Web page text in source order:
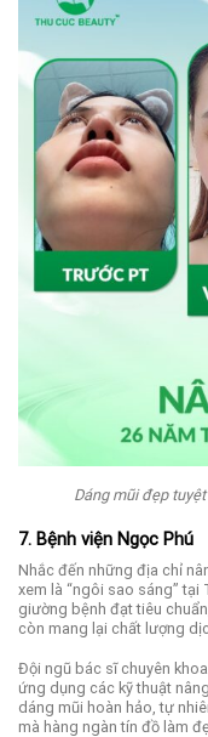
Dáng mũi đẹp
7. Bệnh viện Ngọc Phú
Nhắc đến những địa chỉ
xem là “ngôi sao sáng” tại
giường bệnh đạt tiêu
còn mang lại chất lượng
Đội ngũ bác sĩ chuyên
ứng dụng các kỹ thuật
dáng mũi hoàn hảo, tự
mà hàng ngàn tín đồ làm